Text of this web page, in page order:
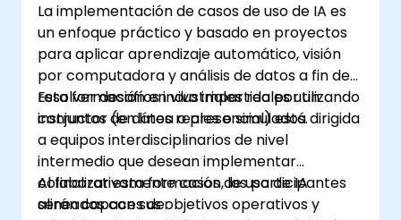
La implementación de casos de uso de IA es
un enfoque práctico y basado en proyectos
para aplicar aprendizaje automático, visión
por computadora y análisis de datos a fin de
resolver desafíos industriales reales utilizando
conjuntos de datos reales o simulados.
Esta formación en vivo impartida por un
instructor (en línea o presencial) está dirigida
a equipos interdisciplinarios de nivel
intermedio que desean implementar
colaborativamente casos de uso de IA
alineados con sus objetivos operativos y
Al finalizar esta formación, los participantes
serán capaces de: